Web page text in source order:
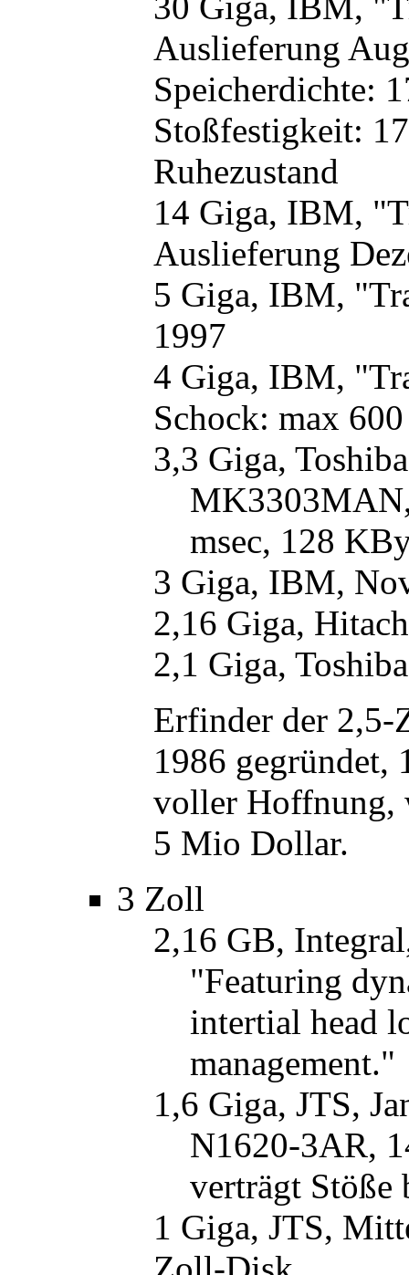
Auslieferung
Speicherdichte:
Stoßfestigkeit:
Ruhezustand
14 Giga, IBM,
Auslieferung
5 Giga, IBM,
1997
4 Giga, IBM,
Schock: max
3,3 Giga,
msec, 128
3 Giga, IBM,
2,16 Giga,
2,1 Giga,
Erfinder der 2,5-
1986 gegründet,
voller Hoffnung,
5 Mio Dollar.
3 Zoll
2,16 GB,
"Featuring
intertial head
management."
1,6 Giga, JTS,
N1620-3AR,
verträgt Stöße
1 Giga, JTS,